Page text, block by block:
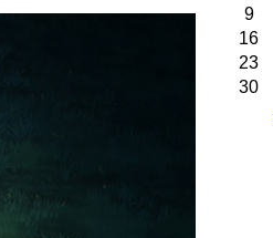
9
16
23
30